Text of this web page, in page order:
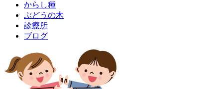
から し種
ぶどう の木
診療所
ブロ グ